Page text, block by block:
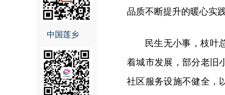
中国莲乡
品质不断提升的暖心实践
民生无小事，枝叶
着城市发展，部分老旧
社区服务设施不健全，